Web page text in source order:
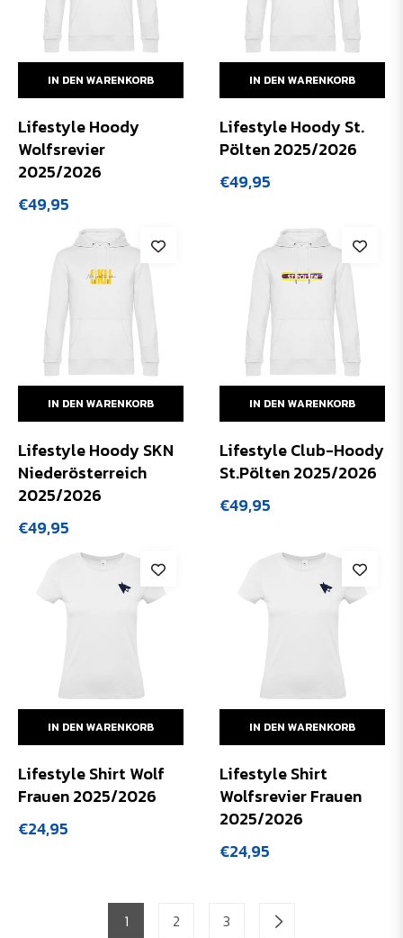
IN DEN WARENKORB
Lifestyle Hoody
Wolfsrevier
2025/2026
Normaler
€49,95
IN DEN WARENKORB
Lifestyle Hoody St.
Pölten 2025/2026
Normaler
€49,95
IN DEN WARENKORB
Lifestyle Hoody SKN
Niederösterreich
2025/2026
Normaler
€49,95
IN DEN WARENKORB
Lifestyle Club-Hoody
St.Pölten 2025/2026
Normaler
€49,95
IN DEN WARENKORB
Lifestyle Shirt Wolf
Frauen 2025/2026
Normaler
€24,95
IN DEN WARENKORB
Lifestyle Shirt
Wolfsrevier Frauen
2025/2026
Normaler
€24,95
1 2 3